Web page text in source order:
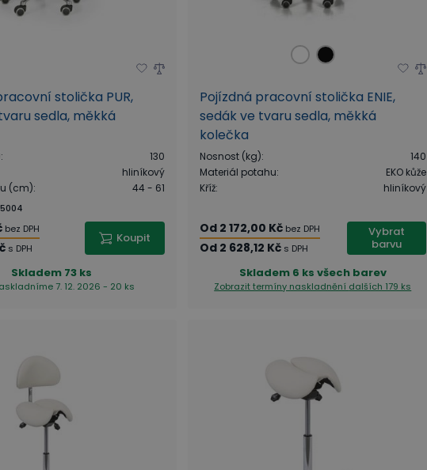
stolička PUR,
sedla, měkká
:
130
hliníkový
(cm): 44 - 61
bez DPH
s DPH
Koupit
Skladem 73 ks
7. 12. 2026 - 20 ks
Pojízdná pracovní stolička ENIE,
sedák ve tvaru sedla, měkká
kolečka
Nosnost (kg):
140
Materiál potahu:
EKO kůže
Kříž: hliníkový
Od 2 172,00 Kč bez DPH
Od 2 628,12 Kč s DPH
Vybrat
barvu
Skladem 6 ks všech barev
Zobrazit termíny naskladnění dalších 179 ks